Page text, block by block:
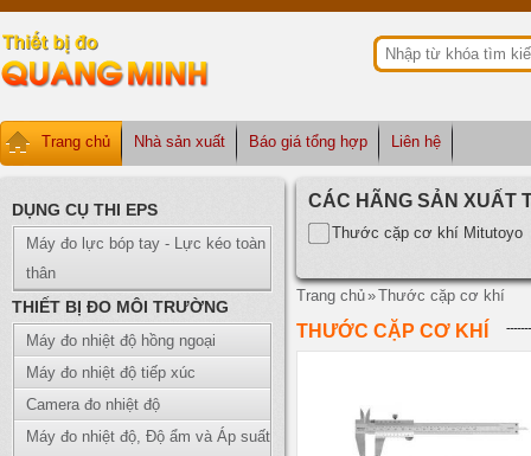
Trang chủ Nhà sản xuất Báo giá tổng hợp Liên hệ
DỤNG CỤ THI EPS
Máy đo lực bóp tay - Lực kéo toàn
thân
THIẾT BỊ ĐO MÔI TRƯỜNG
Máy đo nhiệt độ hồng ngoại
Máy đo nhiệt độ tiếp xúc
Camera đo nhiệt độ
Máy đo nhiệt độ, Độ ẩm và Áp suất
CÁC HÃNG SẢN XUẤT
Thước cặp cơ khí Mitutoyo
Trang chủ»Thước cặp cơ khí
THƯỚC CẶP CƠ KHÍ